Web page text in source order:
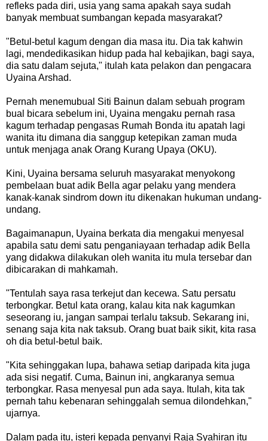
refleks pada diri, usia yang sama apakah saya sudah
banyak membuat sumbangan kepada masyarakat?
"Betul-betul kagum dengan dia masa itu. Dia tak kahwin
lagi, mendedikasikan hidup pada hal kebajikan, bagi saya,
dia satu dalam sejuta," itulah kata pelakon dan pengacara
Uyaina Arshad.
Pernah menemubual Siti Bainun dalam sebuah program
bual bicara sebelum ini, Uyaina mengaku pernah rasa
kagum terhadap pengasas Rumah Bonda itu apatah lagi
wanita itu dimana dia sanggup ketepikan zaman muda
untuk menjaga anak Orang Kurang Upaya (OKU).
Kini, Uyaina bersama seluruh masyarakat menyokong
pembelaan buat adik Bella agar pelaku yang mendera
kanak-kanak sindrom down itu dikenakan hukuman undang-
undang.
Bagaimanapun, Uyaina berkata dia mengakui menyesal
apabila satu demi satu penganiayaan terhadap adik Bella
yang didakwa dilakukan oleh wanita itu mula tersebar dan
dibicarakan di mahkamah.
"Tentulah saya rasa terkejut dan kecewa. Satu persatu
terbongkar. Betul kata orang, kalau kita nak kagumkan
seseorang iu, jangan sampai terlalu taksub. Sekarang ini,
senang saja kita nak taksub. Orang buat baik sikit, kita rasa
oh dia betul-betul baik.
"Kita sehinggakan lupa, bahawa setiap daripada kita juga
ada sisi negatif. Cuma, Bainun ini, angkaranya semua
terbongkar. Rasa menyesal pun ada saya. Itulah, kita tak
pernah tahu kebenaran sehinggalah semua dilondehkan,"
ujarnya.
Dalam pada itu, isteri kepada penyanyi Raja Syahiran itu